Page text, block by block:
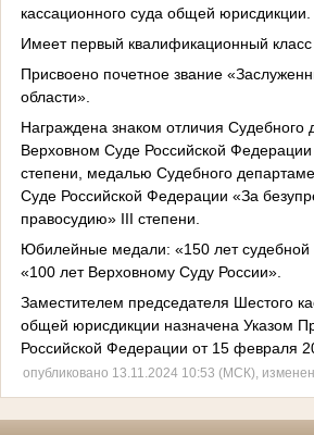
кассационного суда общей юрисдикции.
Имеет первый квалификационный класс
Присвоено почетное звание
области».
Награждена знаком отличия Судебного
Верховном Суде Российской
степени, медалью Судебного
Суде Российской Федерации «За
правосудию» III степени.
Юбилейные медали: «150 лет
«100 лет Верховному Суду России».
Заместителем председателя Шестого
общей юрисдикции назначена Указом
Российской Федерации от 15 февраля
опубликовано 13.11.2024 10:53 (МСК),